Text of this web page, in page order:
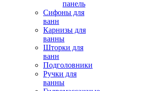
панель
Сифоны для
ванн
Карнизы для
ванны
Шторки для
ванн
Подголовники
Ручки для
ванны